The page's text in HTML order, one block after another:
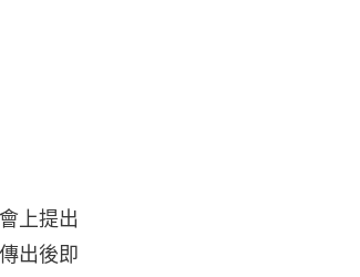
上提出
出後即